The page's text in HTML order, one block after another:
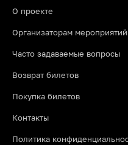
О проекте
Организаторам мероприятий
Часто задаваемые вопросы
Возврат билетов
Покупка билетов
Контакты
Политика